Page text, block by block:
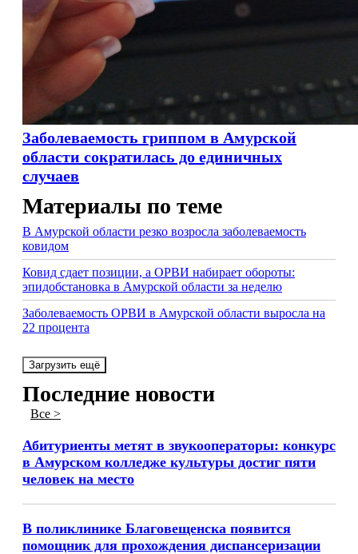
Заболеваемость гриппом в Амурской
области сократилась до единичных
случаев
Материалы по теме
В Амурской области резко возросла заболеваемость
ковидом
Ковид сдает позиции, а ОРВИ набирает обороты:
эпидобстановка в Амурской области за неделю
Заболеваемость ОРВИ в Амурской области выросла на
22 процента
Загрузить ещё
Последние новости
Все >
Абитуриенты метят в звукооператоры: конкурс
в Амурском колледже культуры достиг пяти
человек на место
В поликлинике Благовещенска появится
помощник для прохождения диспансеризации